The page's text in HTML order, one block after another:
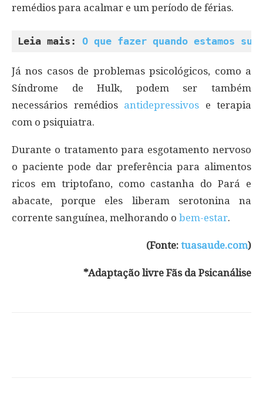
remédios para acalmar e um período de férias.
Leia mais: O que fazer quando estamos
Já nos casos de problemas psicológicos, como a
Síndrome de Hulk, podem ser também
necessários remédios antidepressivos e terapia
com o psiquiatra.
Durante o tratamento para esgotamento nervoso
o paciente pode dar preferência para alimentos
ricos em triptofano, como castanha do Pará e
abacate, porque eles liberam serotonina na
corrente sanguínea, melhorando o bem-estar.
(Fonte: tuasaude.com)
*Adaptação livre Fãs da Psicanálise